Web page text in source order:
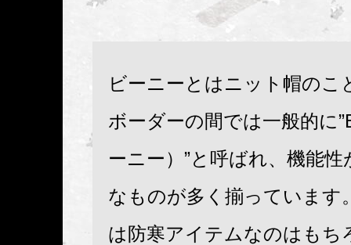
ビーニーとはニット帽のこ
ボーダーの間では一般的に
ーニー）”と呼ばれ、機能
なものが多く揃っています
は防寒アイテムなのはもち